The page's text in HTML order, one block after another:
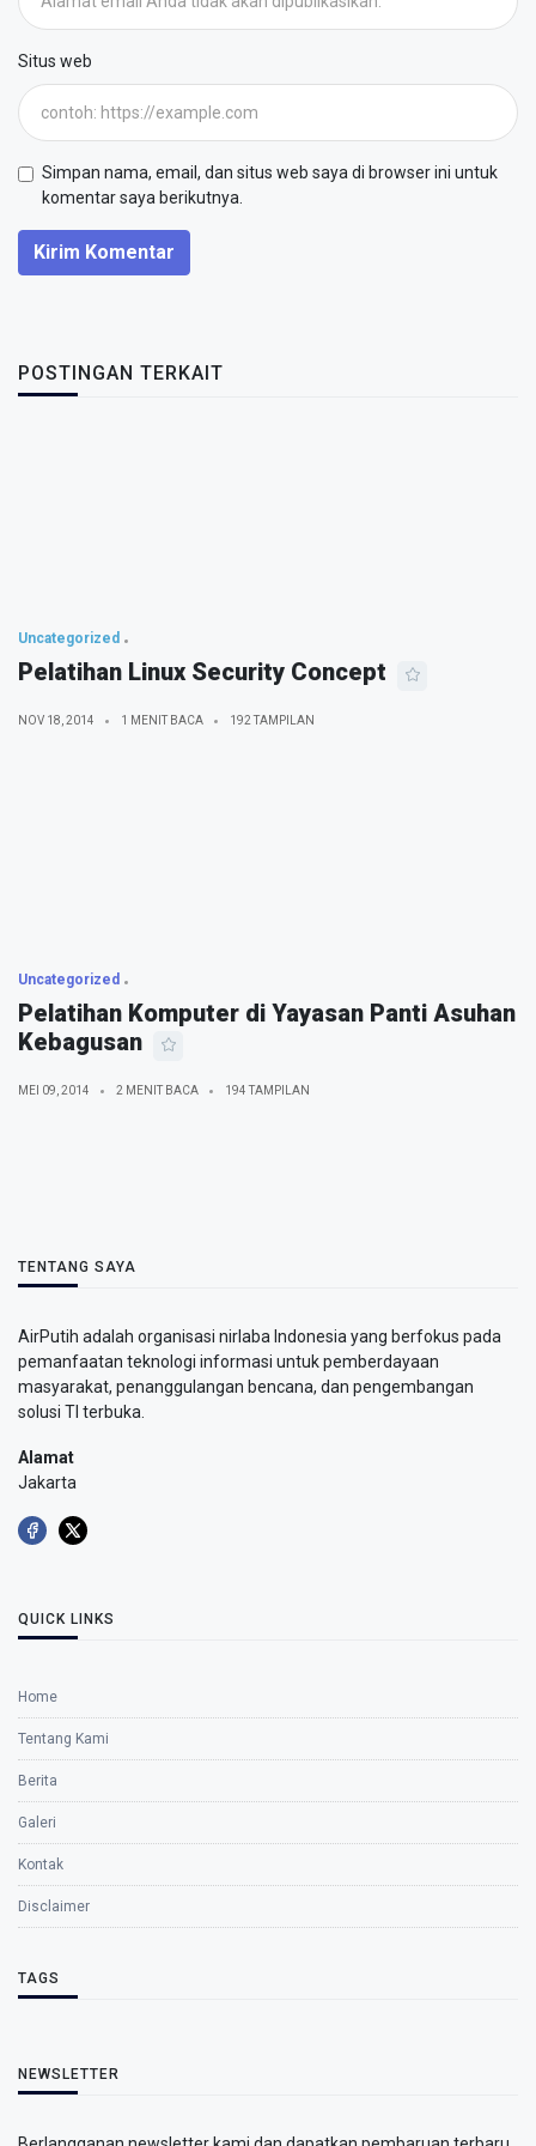
Situs web
Simpan nama, email, dan situs web saya di browser ini untuk
komentar saya berikutnya.
Kirim Komentar
POSTINGAN TERKAIT
Uncategorized
Pelatihan Linux Security Concept
NOV 18, 2014 1 MENIT BACA 192 TAMPILAN
Uncategorized
Pelatihan Komputer di Yayasan Panti Asuhan
Kebagusan
MEI 09, 2014 2 MENIT BACA 194 TAMPILAN
TENTANG SAYA
AirPutih adalah organisasi nirlaba Indonesia yang berfokus pada
pemanfaatan teknologi informasi untuk pemberdayaan
masyarakat, penanggulangan bencana, dan pengembangan
solusi TI terbuka.
Alamat
Jakarta
QUICK LINKS
Home
Tentang Kami
Berita
Galeri
Kontak
Disclaimer
TAGS
NEWSLETTER